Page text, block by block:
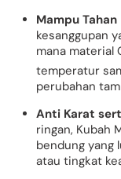
Mampu Tahan
kesanggupan
mana material
temperatur
perubahan
Anti Karat
ringan, Kubah
bendung yang
atau tingkat